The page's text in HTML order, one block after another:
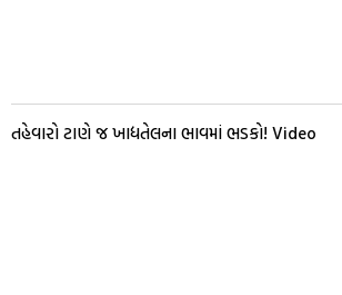
તહેવારો ટાણે જ ખાદ્યતેલના ભાવમાં ભડકો! Video